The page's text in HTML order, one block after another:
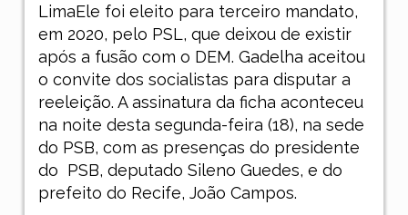
LimaEle foi eleito para terceiro mandato,
em 2020, pelo PSL, que deixou de existir
após a fusão com o DEM. Gadelha aceitou
o convite dos socialistas para disputar a
reeleição. A assinatura da ficha aconteceu
na noite desta segunda-feira (18), na sede
do PSB, com as presenças do presidente
do PSB, deputado Sileno Guedes, e do
prefeito do Recife, João Campos.